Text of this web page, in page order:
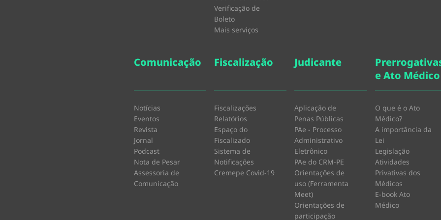
Comunicação
Notícias
Eventos
Revista
Jornal
Podcast
Nota de Pesar
Assessoria de
Comunicação
Verificação de
Boleto
Mais serviços
Fiscalização
Fiscalizações
Relatórios
Espaço do
Fiscalizado
Sistema de
Notificações
Cremepe Covid-19
Judicante
Aplicação de
Penas Públicas
PAe - Processo
Administrativo
Eletrônico
PAe do CRM-PE
Orientações de
uso (Ferramenta
Meet)
Orientações de
participação
e Ato Médico
O que é o Ato
Médico?
A importância da
Lei
Legislação
Atividades
Privativas dos
Médicos
E-book Ato
Médico